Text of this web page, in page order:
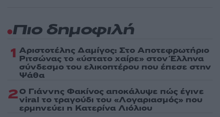
Πιο δημοφιλή
1 Αριστοτέλης Δαμίγος: Στο Αποτεφρωτήριο
Ριτσώνας το «ύστατο χαίρε» στον Έλληνα
σύνδεσμο του ελικοπτέρου που έπεσε στην
Ψάθα
2Ο Γιάννης Φακίνος αποκάλυψε πώς έγινε
viral το τραγούδι του «Λογαριασμός» που
ερμηνεύει η Κατερίνα Λιόλιου